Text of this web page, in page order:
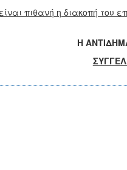
πιθανή η διακοπή
Η